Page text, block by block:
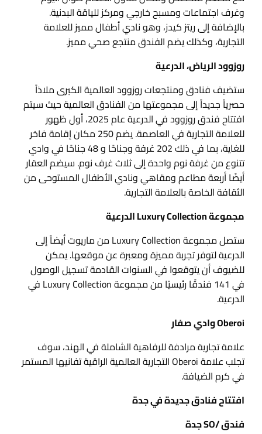
وغرف اجتماعات ومسبح خارجي ومركز للياقة البدنية.
بالإضافة إلى ريتز كيدز، وهو نادي أطفال مميز للعلامة
التجارية، وكذلك يضم الفندق منتجع صحي مميز.
روزوود الرياض، الدرعية
ستضيف فنادق ومنتجعات روزوود العالمية الكبرى ملاذاً
حصرياً جديداً إلى مجموعتها من الفنادق العالمية حيث سيتم
افتتاح فندق روزوود في الدرعية عام 2025، أول ظهور
للعلامة التجارية في العاصمة. يضم 250 مكان إقامة فاخر
للغاية، بما في ذلك 202 غرفة وجناحًا و 48 جناحًا في وادي
تتنوع من غرفة نوم واحدة إلى ثلاث غرف نوم. سيضم العقار
أيضًا أربعة مطاعم ومقاهي ونادي الأطفال المستوحى من
الثقافة الخاصة بالعلامة التجارية.
مجموعة Luxury Collection الدرعية
ستصل مجموعة Luxury Collection من ماريوت أيضاً إلى
الدرعية لتوفر تجربة مميزة ومعبرة عن موقعها. يمكن
للضيوف أن يتوقعوا في السنوات القادمة تسجيل الوصول
في 141 فندقًا رئيسيًا من مجموعة Luxury Collection في
الدرعية.
Oberoi وادي صفار
علامة تجارية مرادفة للرفاهية الشاملة في الهند، سوف
تجلب علامة Oberoi التجارية العالمية الراقية تفانيها المستمر
في كرم الضيافة.
افتتاح فنادق جديدة في جدة
فندق /SO جدة